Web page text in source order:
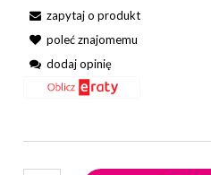
zapytaj o produkt
poleć znajomemu
dodaj opinię